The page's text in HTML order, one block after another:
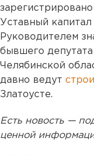
Уставный капитал
Руководителем
бывшего
Челябинской
давно ведут
Златоусте.
Есть новость —
ценной